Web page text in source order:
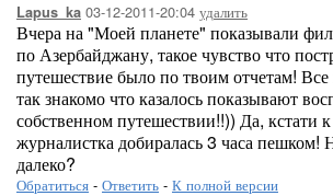
Lapus_ka 03-12-2011-20:04 удалить
Вчера на "Моей планете" показывали
по Азербайджану, такое чувство что
путешествие было по твоим отчетам!
так знакомо что казалось показывают
собственном путешествии!!)) Да, кстати
журналистка добиралась 3 часа пешком!
далеко?
Обратиться - Ответить - К полной версии